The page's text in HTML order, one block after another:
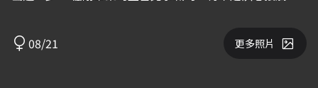
動品牌拍攝過服飾照，透過這些經驗發現自己喜歡面對鏡
頭，於是報名了表演課，開啟了我對於表演領域的視野。
08/21 更多照片